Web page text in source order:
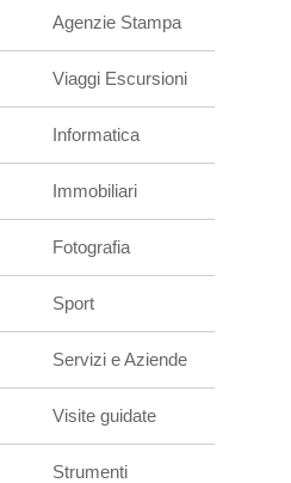
Agenzie Stampa
Viaggi Escursioni
Informatica
Immobiliari
Fotografia
Sport
Servizi e Aziende
Visite guidate
Strumenti